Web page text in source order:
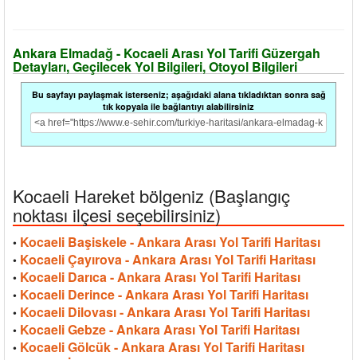
Ankara Elmadağ - Kocaeli Arası Yol Tarifi Güzergah
Detayları, Geçilecek Yol Bilgileri, Otoyol Bilgileri
Bu sayfayı paylaşmak isterseniz; aşağıdaki alana tıkladıktan sonra sağ
tık kopyala ile bağlantıyı alabilirsiniz
Kocaeli Hareket bölgeniz (Başlangıç
noktası ilçesi seçebilirsiniz)
• Kocaeli Başiskele - Ankara Arası Yol Tarifi Haritası
• Kocaeli Çayırova - Ankara Arası Yol Tarifi Haritası
• Kocaeli Darıca - Ankara Arası Yol Tarifi Haritası
• Kocaeli Derince - Ankara Arası Yol Tarifi Haritası
• Kocaeli Dilovası - Ankara Arası Yol Tarifi Haritası
• Kocaeli Gebze - Ankara Arası Yol Tarifi Haritası
• Kocaeli Gölcük - Ankara Arası Yol Tarifi Haritası